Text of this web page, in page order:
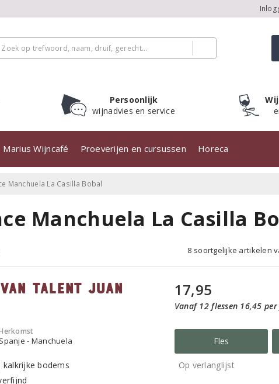
Persoonlijk
wijnadvies en service
Marius Wijncafé Proeverijen en cursussen Horeca
Manchuela La Casilla Bobal
Manchuela La Casilla
8 soortgelijke artikelen
talent Juan
Spanje - Manchuela
bodems
17,95
Vanaf 12 flessen 16,45
Fles
Op verlanglijst